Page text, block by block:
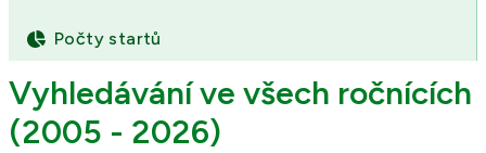
Fotogalerie
Kontakt
Počty startů
Vyhledávání ve všech ročnících
(2005 - 2026)